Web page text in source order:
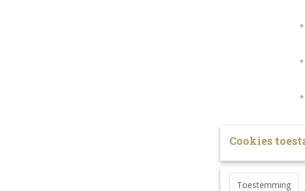
Cookies
Toestemming